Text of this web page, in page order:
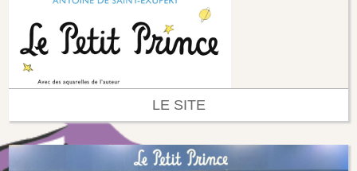
LE SITE